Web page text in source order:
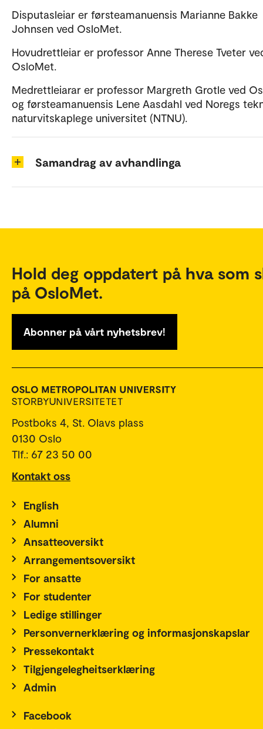
Disputasleiar er førsteamanuensis Marianne Bakke
Johnsen ved OsloMet.
Hovudrettleiar er professor Anne Therese Tveter
OsloMet.
Medrettleiarar er professor Margreth Grotle ved
og førsteamanuensis Lene Aasdahl ved Noregs
naturvitskaplege universitet (NTNU).
Samandrag av avhandlinga
Hold deg oppdatert på hva som
på OsloMet.
Abonner på vårt nyhetsbrev!
Postboks 4, St. Olavs plass
0130 Oslo
Tlf.: 67 23 50 00
Kontakt oss
English
Alumni
Ansatteoversikt
Arrangementsoversikt
For ansatte
For studenter
Ledige stillinger
Personvernerklæring og informasjonskapslar
Pressekontakt
Tilgjengelegheitserklæring
Admin
Facebook